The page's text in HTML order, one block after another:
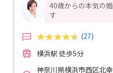
40歳からの本気の
す
(27)
横浜駅 徒歩5分
神奈川県横浜市西区北